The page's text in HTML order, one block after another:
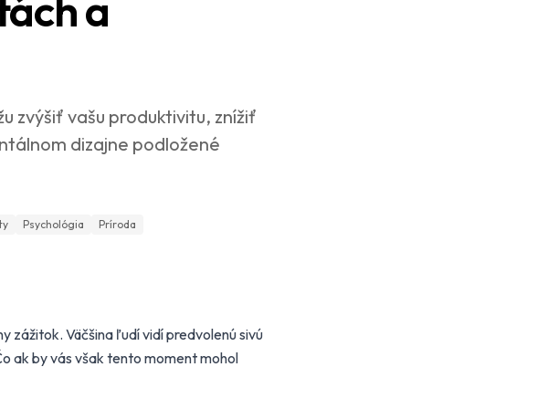
zvýšiť vašu produktivitu, znížiť
dizajne podložené
Psychológia Príroda
zážitok. Väčšina ľudí vidí predvolenú sivú
ak by vás však tento moment mohol